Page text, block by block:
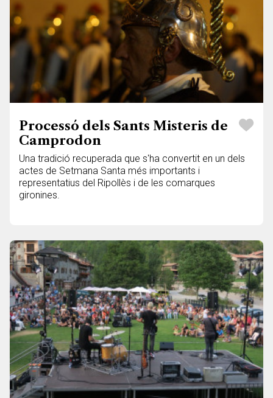
Processó dels Sants Misteris de
Camprodon
Una tradició recuperada que s'ha convertit en un dels
actes de Setmana Santa més importants i
representatius del Ripollès i de les comarques
gironines.